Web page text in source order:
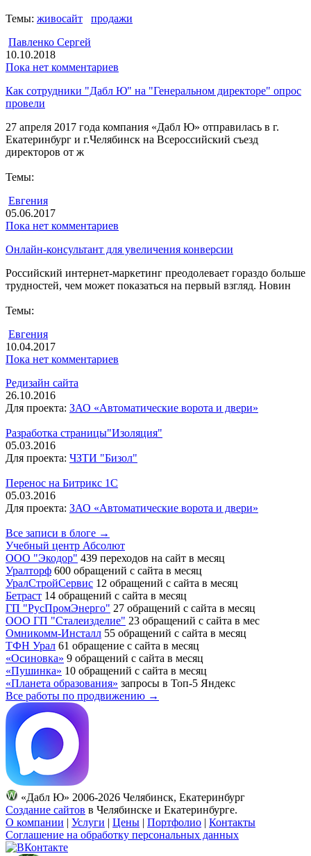
Темы: живосайт
продажи
Павленко Сергей
10.10.2018
Пока нет комментариев
Как сотрудники "Дабл Ю" на "Генеральном директоре" опрос
провели
27 апреля 2017 года компания «Дабл Ю» отправилась в г.
Екатеринбург и г.Челябинск на Всероссийский съезд
директоров от ж
Темы:
Евгения
05.06.2017
Пока нет комментариев
Онлайн-консультант для увеличения конверсии
Российский интернет-маркетинг преодолевает гораздо больше
трудностей, чем может показаться на первый взгляд. Новин
Темы:
Евгения
10.04.2017
Пока нет комментариев
Редизайн сайта
26.10.2016
Для проекта: ЗАО «Автоматические ворота и двери»
Разработка страницы"Изоляция"
05.03.2016
Для проекта: ЧЗТИ "Бизол"
Перенос на Битрикс 1С
05.03.2016
Для проекта: ЗАО «Автоматические ворота и двери»
Все записи в блоге →
Учебный центр Абсолют
ООО "Экодор" 439 переходов на сайт в месяц
Уралторф 600 обращений с сайта в месяц
УралСтройСервис 12 обращений с сайта в месяц
Бетраст 14 обращений с сайта в месяц
ГП "РусПромЭнерго" 27 обращений с сайта в месяц
ООО ГП "Сталеизделие" 23 обращений с сайта в мес
Омникомм-Инсталл 55 обращений с сайта в месяц
ТФН Урал 61 обращение с сайта в месяц
«Осиновка» 9 обращений с сайта в месяц
«Пушинка» 10 обращений с сайта в месяц
«Планета образования» запросы в Топ-5 Яндекс
Все работы по продвижению →
«Дабл Ю» 2006-2026 Челябинск, Екатеринбург
Создание сайтов в Челябинске и Екатеринбурге.
О компании | Услуги | Цены | Портфолио | Контакты
Соглашение на обработку персональных данных